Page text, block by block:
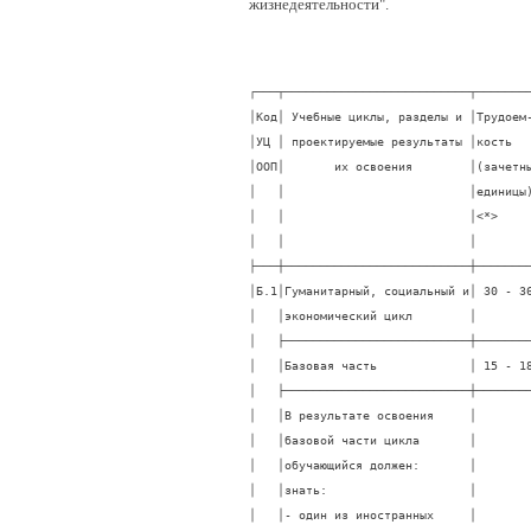
жизнедеятельности".
┌───┬──────────────────────────┬─────────┬────────────────────┬───────────┐
│Код│ Учебные циклы, разделы и │Трудоем- │ Перечень дисциплин │   Коды    │
│УЦ │ проектируемые результаты │кость    │   для разработки   │формируемых│
│ООП│       их освоения        │(зачетные│      программ      │компетенций│
│   │                          │единицы) │(примерных), а также│           │
│   │                          │<*>      │учебников и учебных │           │
│   │                          │         │      пособий       │           │
├───┼──────────────────────────┼─────────┼────────────────────┼───────────┤
│Б.1│Гуманитарный, социальный и│ 30 - 36 │                    │           │
│   │экономический цикл        │         │                    │           │
│   ├──────────────────────────┼─────────┼────────────────────┼───────────┤
│   │Базовая часть             │ 15 - 18 │                    │           │
│   ├──────────────────────────┼─────────┼────────────────────┼───────────┤
│   │В результате освоения     │         │Иностранный язык    │ОК-1 - 14  │
│   │базовой части цикла       │         │                    │ПК-3       │
│   │обучающийся должен:       │         │История             │ПК-6 - 8   │
│   │знать:                    │         │                    │ПК-11 - 12 │
│   │- один из иностранных     │         │Философия           │ПК-15      │
│   │языков международного     │         │                    │           │
│   │общения на уровне,        │         │Экономика           │           │
│   │обеспечивающем устные и   │         │                    │           │
│   │письменные межличностные и│         │Право               │           │
│   │профессиональные          │         │                    │           │
│   │коммуникации;             │         │                    │           │
│   │- этапы развития          │         │                    │           │
│   │цивилизации, роль России в│         │                    │           │
│   │мировом историческом      │         │                    │           │
│   │процессе;                 │         │                    │           │
│   │- закономерности мышления;│         │                    │           │
│   │- закономерности развития │         │                    │           │
│   │общества, его нормы и     │         │                    │           │
│   │ценности;                 │         │                    │           │
│   │- основы права;           │         │                    │           │
│   │- основы философии;       │         │                    │           │
│   │- основы экономики;       │         │                    │           │
│   │уметь:                    │         │                    │           │
│   │- вести дискуссию,        │         │                    │           │
│   │публично представлять     │         │                    │           │
│   │результаты работы;        │         │                    │           │
│   │- строить прогностические │         │                    │           │
│   │модели и осуществлять их  │         │                    │           │
│   │анализ;                   │         │                    │           │
│   │- оценивать взаимосвязи   │         │                    │           │
│   │политических, социальных и│         │                    │           │
│   │других особенностей       │         │                    │           │
│   │различных культур;        │         │                    │           │
│   │владеть:                  │         │                    │           │
│   │- общими представлениями о│         │                    │           │
│   │стилях коммуникации;      │         │                    │           │
│   │- одним из иностранных    │         │                    │           │
│   │языков международного     │         │                    │           │
│   │общения на уровне,        │         │                    │           │
│   │обеспечивающем устные и   │         │                    │           │
│   │письменные межличностные и│         │                    │           │
│   │профессиональные          │         │                    │           │
│   │коммуникации;             │         │                    │           │
│   │- навыками и культурой    │         │                    │           │
│   │системного мышления.      │         │                    │           │
│   ├──────────────────────────┼─────────┼────────────────────┼───────────┤
│   │Вариативная часть         │         │                    │           │
│   │(знания, умения, владения │         │                    │           │
│   │определяются ООП вуза)    │         │                    │           │
├───┼──────────────────────────┼─────────┼────────────────────┼───────────┤
│Б.2│Математический и          │ 20 - 24 │                    │           │
│   │естественнонаучный цикл   │         │                    │           │
│   ├──────────────────────────┼─────────┼────────────────────┼───────────┤
│   │Базовая часть             │ 10 - 12 │